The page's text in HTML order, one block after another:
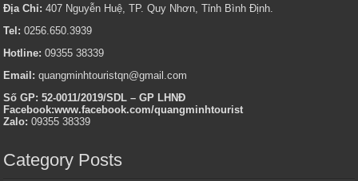
Địa Chỉ: 407 Nguyễn Huệ, TP. Quy Nhơn, Tỉnh Bình Định.
Tel: 0256.650.3939
Hotline: 09355 38339
Email:quangminhtouristqn@gmail.com
Số GP: 52-0011/2019/SDL – GP LHNĐ
Facebook:www.facebook.com/quangminhtourist
Zalo: 09355 38339
Category Posts